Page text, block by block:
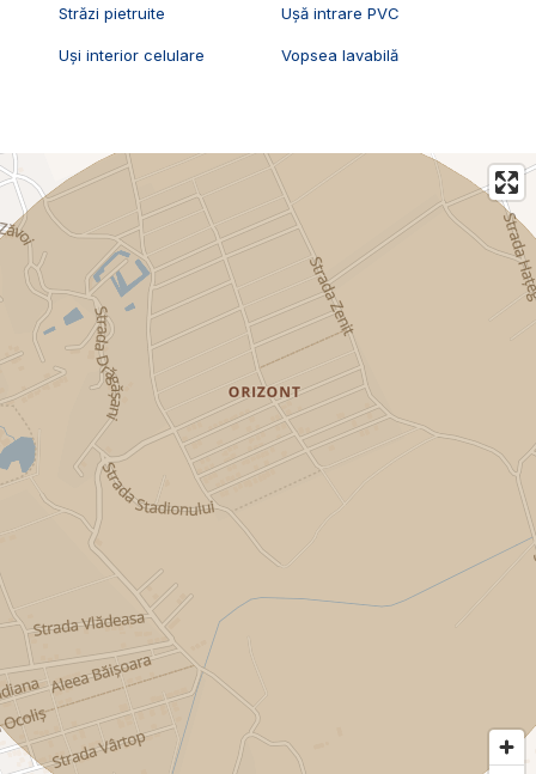
Străzi pietruite Ușă intrare PVC
Uși interior celulare Vopsea lavabilă